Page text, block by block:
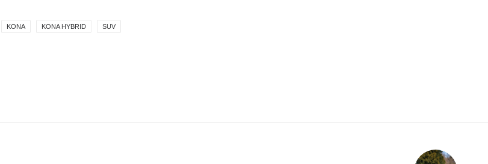
KONA KONA HYBRID SUV